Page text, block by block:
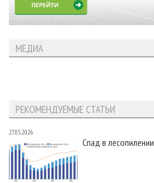
МЕДИА
РЕКОМЕНДУЕМЫЕ СТАТЬИ
27.05.2026
Спад в лесопилении